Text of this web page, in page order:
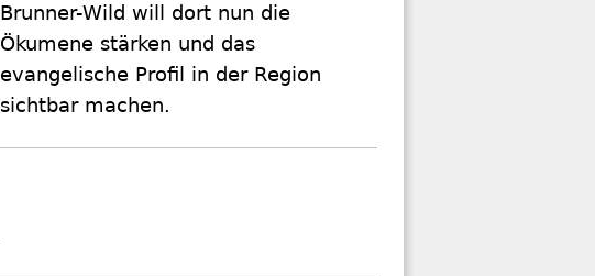
Brunner-Wild will dort nun die
Ökumene stärken und das
evangelische Profil in der Region
sichtbar machen.